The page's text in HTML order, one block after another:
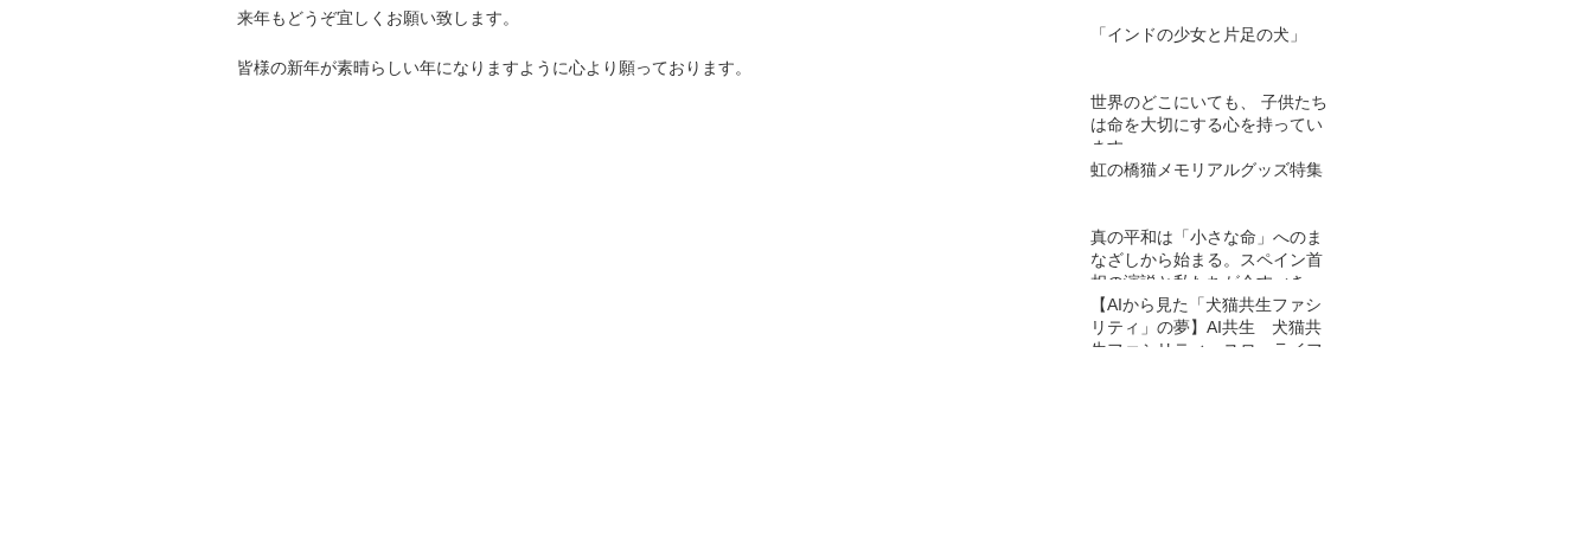
来年もどうぞ宜しくお願い致します。
皆様の新年が素晴らしい年になりますように心より願っております。
「インドの少女と片足の犬」
世界のどこにいても、 子供たち
は命を大切にする心を持ってい
ます。
虹の橋猫メモリアルグッズ特集
真の平和は「小さな命」へのま
なざしから始まる。スペイン首
相の演説と私たちが今すべきこ
と【AIから見た「犬猫共生ファシ
リティ」の夢】AI共生 犬猫共
生ファシリティ スローライフ